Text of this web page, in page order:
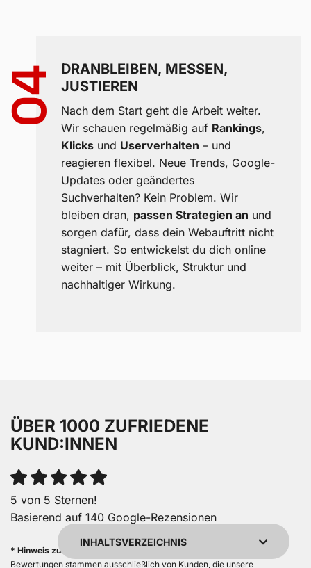
INHALTSVERZEICHNIS
Blick aufs
DRANBLEIBEN, MESSEN,
JUSTIEREN
Nach dem Start geht die Arbeit weiter.
Wir schauen regelmäßig auf Rankings,
Klicks und Userverhalten – und
reagieren flexibel. Neue Trends, Google-
Updates oder geändertes
Suchverhalten? Kein Problem. Wir
bleiben dran, passen Strategien an und
sorgen dafür, dass dein Webauftritt nicht
stagniert. So entwickelst du dich online
weiter – mit Überblick, Struktur und
nachhaltiger Wirkung.
ÜBER 1000 ZUFRIEDENE
KUND:INNEN
5 von 5 Sternen!
Basierend auf 140 Google-Rezensionen
* Hinweis zur Echtheit von Bewertungen:
Bewertungen stammen ausschließlich von Kunden, die unsere